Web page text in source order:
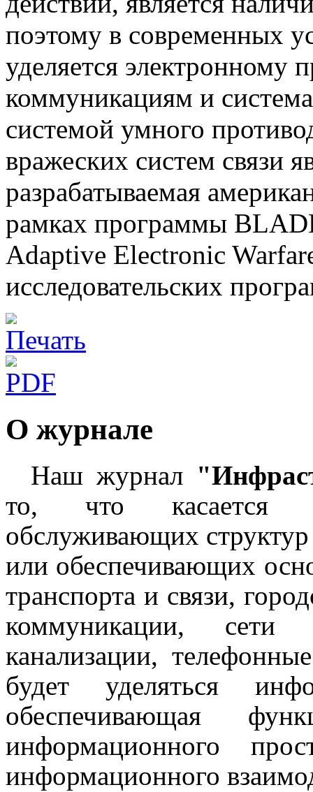
поэтому в современных
уделяется электронному
коммуникациям и
системой умного
вражеских систем связи
разрабатываемая
рамках программы
Adaptive Electronic
исследовательских
О журнале
Наш журнал
то, что касается
обслуживающих
или обеспечивающих
транспорта и связи,
коммуникации, сети
канализации,
будет уделяться
обеспечивающая
информационного
информационного